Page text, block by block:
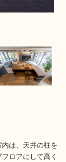
は、天井の柱を
ロアにして高く